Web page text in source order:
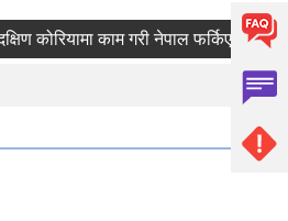
कोरियामा काम गरी नेपाल फर्किएका